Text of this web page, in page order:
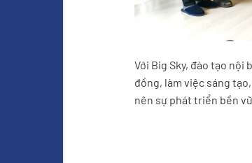
Với Big Sky, đào tạo
đồng, làm việc sáng
nên sự phát triển bền